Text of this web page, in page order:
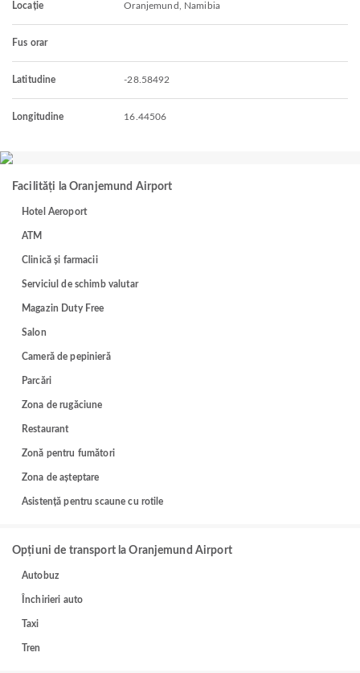
Locație Oranjemund, Namibia
Fus orar
Latitudine -28.58492
Longitudine 16.44506
Facilități la Oranjemund Airport
Hotel Aeroport
ATM
Clinică și farmacii
Serviciul de schimb valutar
Magazin Duty Free
Salon
Cameră de pepinieră
Parcări
Zona de rugăciune
Restaurant
Zonă pentru fumători
Zona de așteptare
Asistență pentru scaune cu rotile
Opțiuni de transport la Oranjemund Airport
Autobuz
Închirieri auto
Taxi
Tren